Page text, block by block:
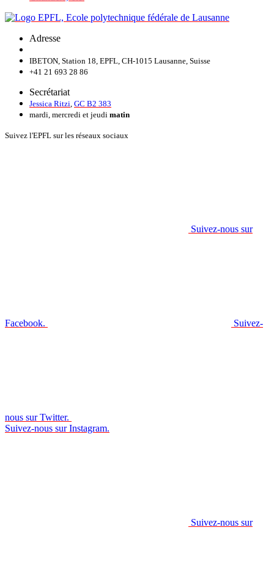
Adresse
IBETON, Station 18, EPFL, CH-1015 Lausanne, Suisse
+41 21 693 28 86
Secrétariat
Jessica Ritzi GC B2 383
mardi, mercredi et jeudi matin
Suivez l'EPFL sur les réseaux sociaux
Suivez-nous sur
Facebook. Suivez-
nous sur Twitter.
Suivez-nous sur Instagram.
Suivez-nous sur